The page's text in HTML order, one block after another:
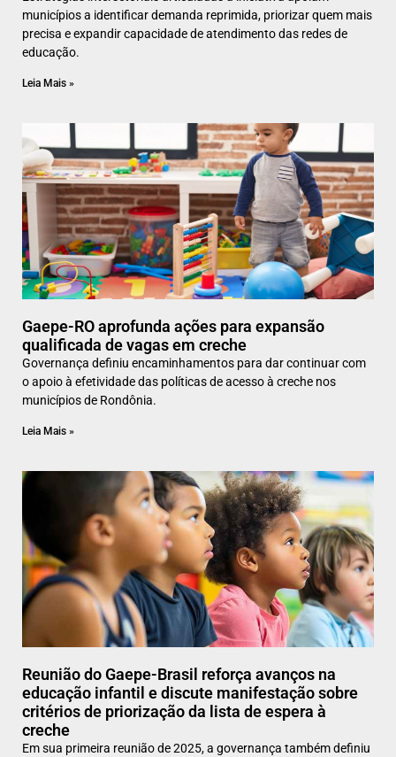
municípios a identificar demanda reprimida, priorizar quem mais
precisa e expandir capacidade de atendimento das redes de
educação.
Leia Mais »
Gaepe-RO aprofunda ações para expansão
qualificada de vagas em creche
Governança definiu encaminhamentos para dar continuar com
o apoio à efetividade das políticas de acesso à creche nos
municípios de Rondônia.
Leia Mais »
Reunião do Gaepe-Brasil reforça avanços na
educação infantil e discute manifestação sobre
critérios de priorização da lista de espera à
creche
Em sua primeira reunião de 2025, a governança também definiu